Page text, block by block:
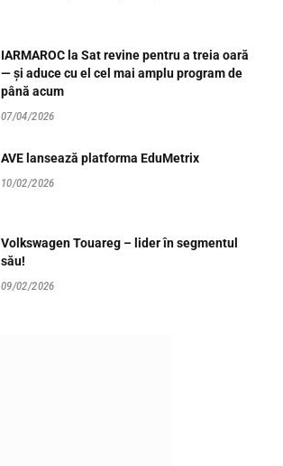
IARMAROC la Sat revine pentru a treia oară
— și aduce cu el cel mai amplu program de
până acum
07/04/2026
AVE lansează platforma EduMetrix
10/02/2026
Volkswagen Touareg – lider în segmentul
său!
09/02/2026